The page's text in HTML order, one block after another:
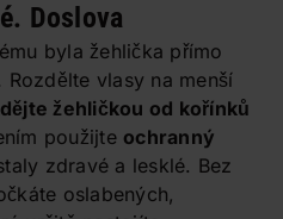
Doslova
byla žehlička přímo
Rozdělte vlasy na menší
žehličkou od kořínků
použijte ochranný
zdravé a lesklé. Bez
oslabených,